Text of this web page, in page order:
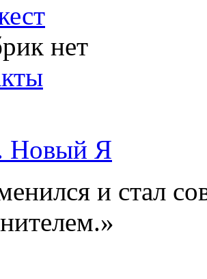
нет
Новый Я
и стал